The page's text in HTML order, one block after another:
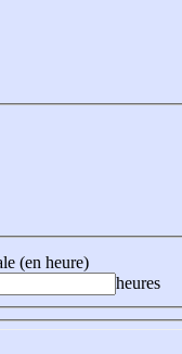
(en heure)
heures